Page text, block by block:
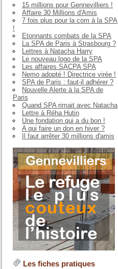
15 millions pour Gennevilliers !
Affaire 30 Millions d'Amis
7 fois plus pour la com à la SPA
!
Etonnants combats de la SPA
La SPA de Paris à Strasbourg ?
Lettres à Natacha Harry
Le nouveau logo de la SPA
Les affaires SACPA SPA
Nemo adopté ! Directrice virée !
SPA de Paris : faut-il adhérer ?
Nouvelle Alerte à la SPA de
Paris
Quand SPA rimait avec Natacha
Lettre à Réha Hutin
Une fondation qui a du bon !
A qui faire un don en hiver ?
Il faut arrêter 30 millions d'amis
Les fiches pratiques